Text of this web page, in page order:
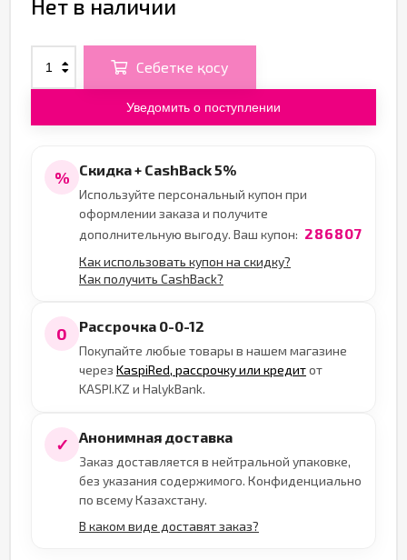
Нет в наличии
Себетке қосу
Уведомить о поступлении
% Скидка + CashBack 5%
Используйте персональный купон при
оформлении заказа и получите
дополнительную выгоду. Ваш купон: 286807
Как использовать купон на скидку?
Как получить CashBack?
0 Рассрочка 0-0-12
Покупайте любые товары в нашем магазине
через KaspiRed, рассрочку или кредитот
KASPI.KZ и HalykBank.
✓ Анонимная доставка
Заказ доставляется в нейтральной упаковке,
без указания содержимого. Конфиденциально
по всему Казахстану.
В каком виде доставят заказ?